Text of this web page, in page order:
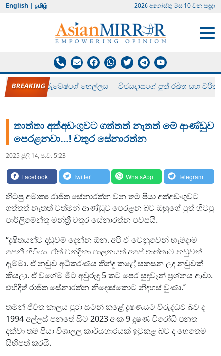
English | தமிழ் 2026 අගෝස්‍තු මස 10 වන සඳුදා
රන් ගෙනා රුමේෂ්ගේ හෙල්ලය විජයදාසගේ පුත් රඛිත සහ චරිත්
තාත්තා අත්අඩංගුවට ගත්තත් නැතත් මේ ආණ්ඩුව
පෙරළනවා…! චතුර සේනාරත්න
2025 ජූලි 14, ප.ව. 5:23
Facebook Twitter WhatsApp Telegram
හිටපු අමාත්‍ය රාජිත සේනාරත්න වන තම පියා අත්අඩංගුවට
ගත්තත් නැතත් වත්මන් ආණ්ඩුව පෙරළන බව ඔහුගේ පුත් හිටපු
පාර්ලිමේන්තු මන්ත්‍රී චතුර සේනාරත්න පවසයි.
“දූෂිතයන්ට දඬුවම් දෙන්න ඕන. අපි ඒ වෙනුවෙන් හැමදාම
පෙනී හිටියා. ඒත් චන්ද්‍රිකා පාලනයත් අපේ තාත්තාට නඩුවක්
දැම්මා. ඒ නඩුව අධිකරණය තීන්දු කළේ සකසන ලද නඩුවක්
කියලා. ඒ වගේම මීට අවුරුදු 5 කට පෙර සුදුවෑන් ප්‍රශ්නය ආවා.
එහිදීත් රාජිත සේනාරත්න නිදොස්කොට නිදහස් වුණා.”
තමන් ජීවිත කාලය පුරා සටන් කළේ දූෂණයට විරුද්ධව බව ද
1994 අල්ලස් පනතේ සිට 2023 අංක 9 දූෂණ විරෝධි පනත
දක්වා තම පියා විශාලල කාර්යභාරයක් ඉටුකළ බව ද හෙතෙම
සිහිපත් කරයි.